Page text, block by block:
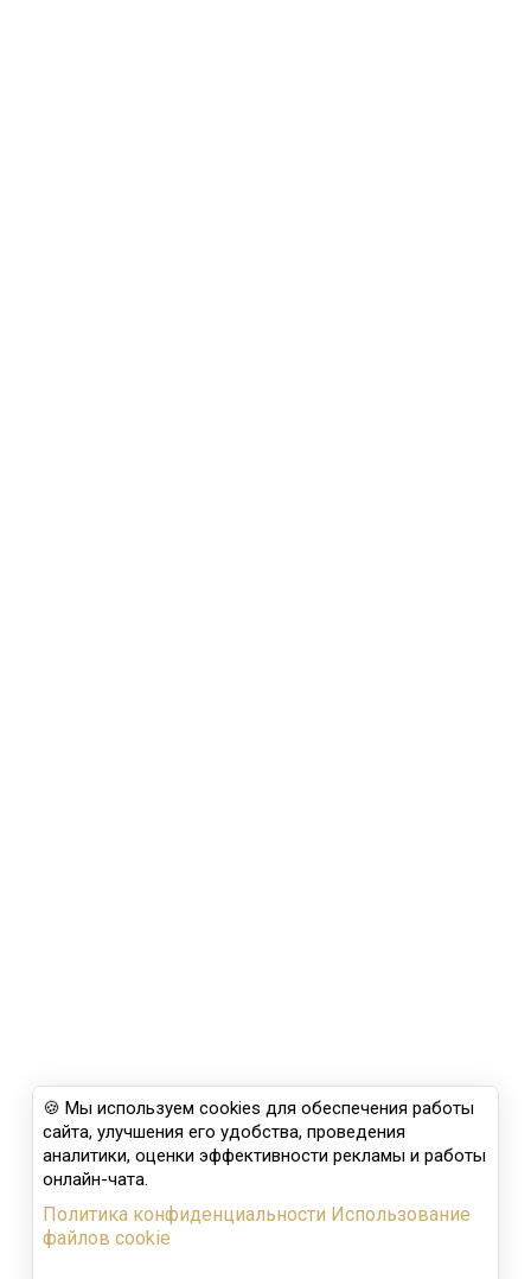
🍪 Мы используем cookies для обеспечения работы
сайта, улучшения его удобства, проведения
аналитики, оценки эффективности рекламы и работы
онлайн-чата.
Политика конфиденциальности Использование
файлов cookie